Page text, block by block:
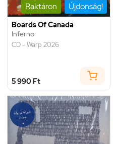
Raktáron Újdonság!
Boards Of Canada
Inferno
CD - Warp 2026
5 990 Ft